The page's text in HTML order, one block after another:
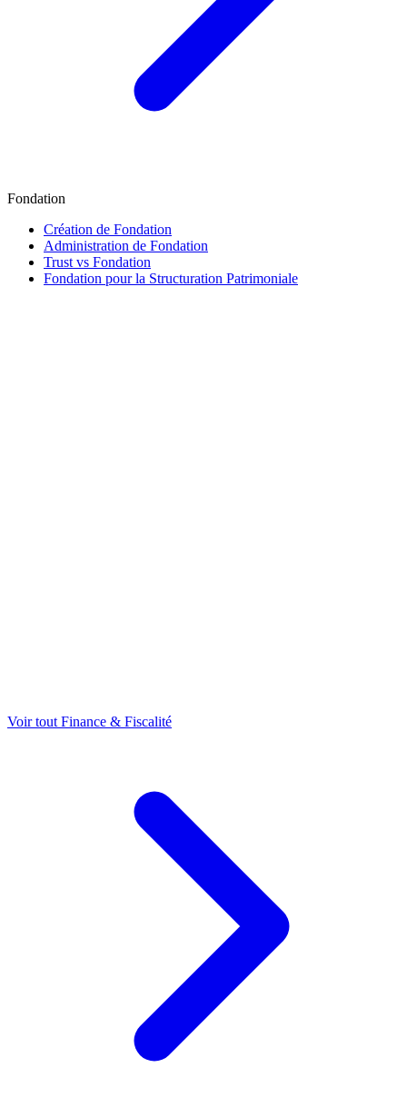
Fondation
Création de Fondation
Administration de Fondation
Trust vs Fondation
Fondation pour la Structuration Patrimoniale
Voir tout Finance & Fiscalité